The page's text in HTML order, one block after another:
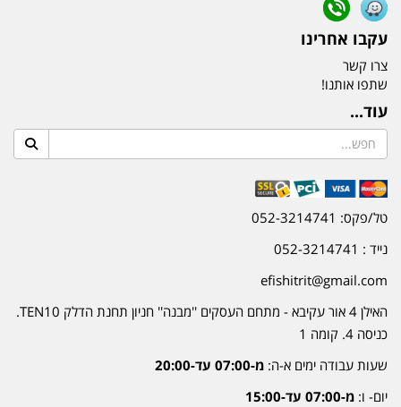
עקבו אחרינו
צרו קשר
שתפו אותנו!
עוד...
טל/פקס: 052-3214741
נייד : 052-3214741
efishitrit@gmail.com
האילן 4 אור עקיבא - מתחם העסקים ''מבנה'' חניון תחנת הדלק TEN10.
כניסה 4. קומה 1
שעות עבודה ימים א-ה: מ-07:00 עד-20:00
יום- ו: מ-07:00 עד-15:00